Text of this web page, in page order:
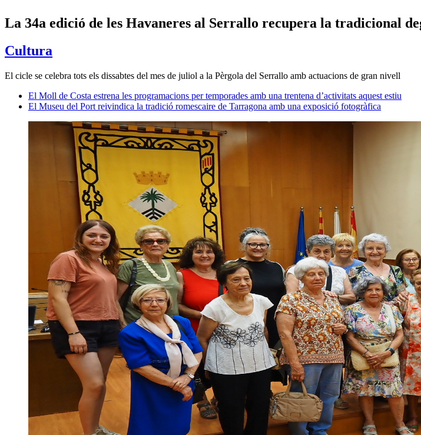
La 34a edició de les Havaneres al Serrallo recupera la tradicional
Cultura
El cicle se celebra tots els dissabtes del mes de juliol a la Pèrgola del Serrallo amb actuacions de gran nivell
El Moll de Costa estrena les programacions per temporades amb una trentena d’activitats aquest estiu
El Museu del Port reivindica la tradició romescaire de Tarragona amb una exposició fotogràfica